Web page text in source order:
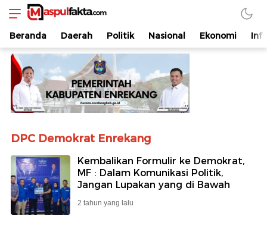
maspulfakta.com
Lokal Mendunia
Beranda Daerah Politik Nasional Ekonomi
DPC Demokrat Enrekang
Kembalikan Formulir ke Demokrat,
MF : Dalam Komunikasi Politik,
Jangan Lupakan yang di Bawah
2 tahun yang lalu